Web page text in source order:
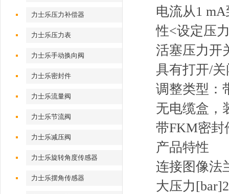
力士乐压力补偿器
力士乐压力表
力士乐手动换向阀
力士乐密封件
力士乐流量阀
力士乐节流阀
力士乐减压阀
力士乐旋转角度传感器
力士乐摆角传感器
电流从1
性<设定压
活塞压力开
具有打开/
调整类型：
无电缆盒，
带FKM密封
产品特性
连接图像法
大压力